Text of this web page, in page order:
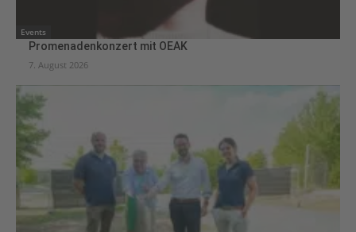
Events
Promenadenkonzert mit OEAK
7. August 2026